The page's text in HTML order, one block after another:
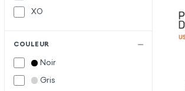
XO
COULEUR
Noir
Gris